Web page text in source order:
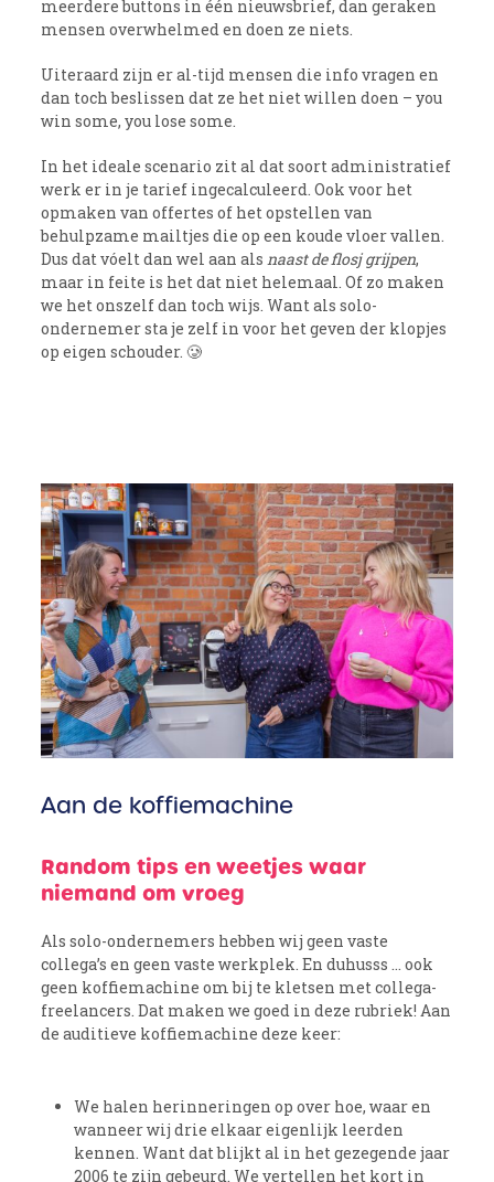
meerdere buttons in één nieuwsbrief, dan geraken
mensen overwhelmed en doen ze niets.
Uiteraard zijn er al-tijd mensen die info vragen en
dan toch beslissen dat ze het niet willen doen – you
win some, you lose some.
In het ideale scenario zit al dat soort administratief
werk er in je tarief ingecalculeerd. Ook voor het
opmaken van offertes of het opstellen van
behulpzame mailtjes die op een koude vloer vallen.
Dus dat vóelt dan wel aan alsnaast de flosj grijpen,
maar in feite is het dat niet helemaal. Of zo maken
we het onszelf dan toch wijs. Want als solo-
ondernemer sta je zelf in voor het geven der klopjes
op eigen schouder. 🥲
Aan de koffiemachine
Random tips en weetjes waar
niemand om vroeg
Als solo-ondernemers hebben wij geen vaste
collega’s en geen vaste werkplek. En duhusss … ook
geen koffiemachine om bij te kletsen met collega-
freelancers. Dat maken we goed in deze rubriek! Aan
de auditieve koffiemachine deze keer:
We halen herinneringen op over hoe, waar en
wanneer wij drie elkaar eigenlijk leerden
kennen. Want dat blijkt al in het gezegende jaar
2006 te zijn gebeurd. We vertellen het kort in